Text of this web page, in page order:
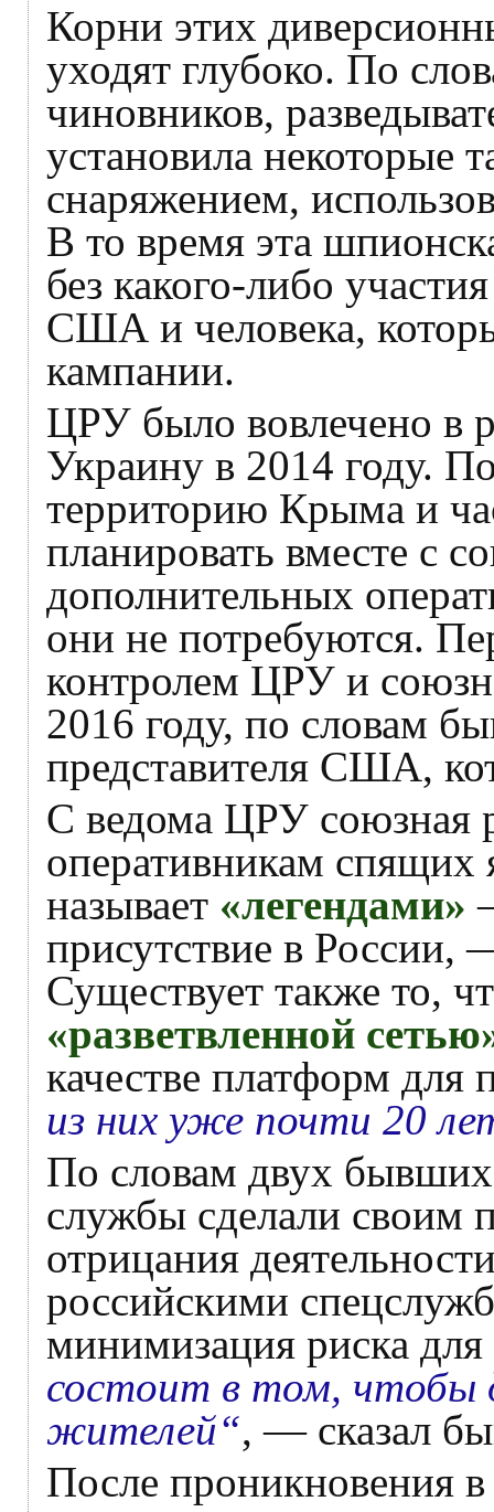
Корни этих
уходят глубоко. По
чиновников,
установила некоторые
снаряжением,
В то время эта
без какого-либо
США и человека,
кампании.
ЦРУ было вовлечено в
Украину в 2014 году.
территорию Крыма и
планировать вместе с
дополнительных
они не потребуются.
контролем ЦРУ и
2016 году, по словам
представителя США,
С ведома ЦРУ союзная
оперативникам спящих
называет «легендами»
присутствие в
Существует также то,
«разветвленной
качестве платформ
из них уже почти 20
По словам двух бывших
службы сделали своим
отрицания
российскими
минимизация риска
состоит в том, чтобы
жителей“, — сказал
После проникновения